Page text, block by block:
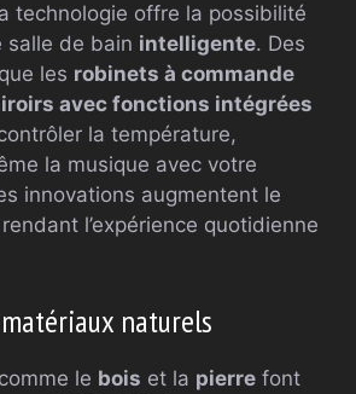
technologie offre la possibilité
salle de bain intelligente. Des
les robinets à commande
avec fonctions intégrées
la température,
la musique avec votre
innovations augmentent le
l’expérience quotidienne
matériaux naturels
le bois et la pierre font